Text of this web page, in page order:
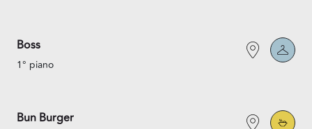
Boss
1° piano
Bun Burger